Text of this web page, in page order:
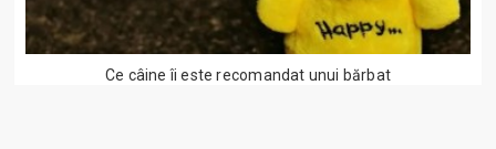
Ce câine îi este recomandat unui bărbat